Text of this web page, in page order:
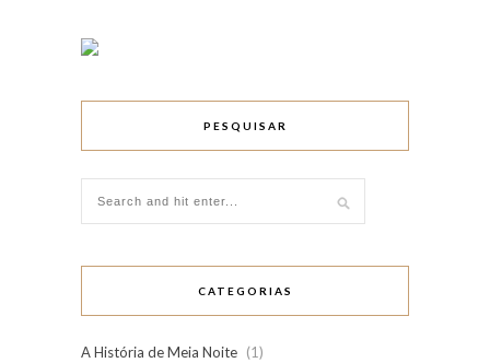
PESQUISAR
CATEGORIAS
A História de Meia Noite (1)